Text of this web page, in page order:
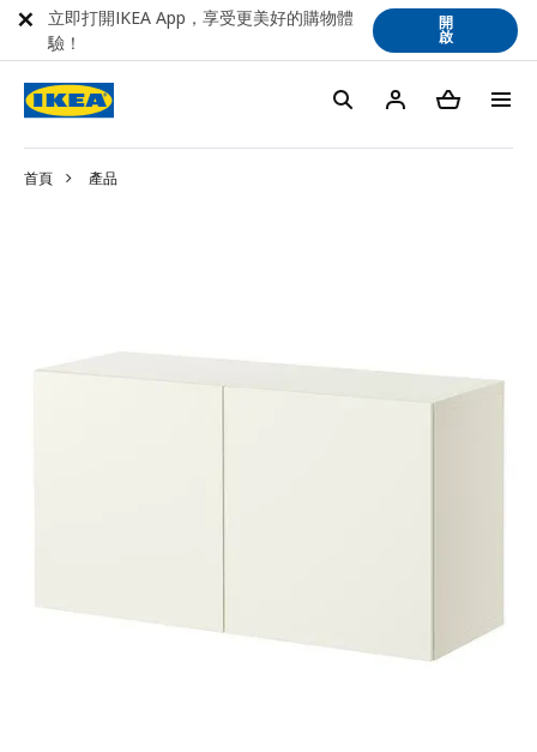
首頁 產品
立即打開IKEA App，享受更美好的購物體
驗！
開
啟